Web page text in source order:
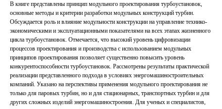
В книге представлены принцип модульного проектирования турбоустановок,
основные методы и критерии разработки модульных конструкций турбин.
Обсуждается роль и влияние модульности конструкции на управление технико-
экономическими и эксплуатационными показателями на всех этапах жизненного
цикла турбоустановок. Отмечается, что высокий уровень цифровизации
процессов проектирования и производства с использованием модульных
принципов проектирования позволяет существенно повысить уровень
конкурентоспособности турбоустановок. Рассмотрены результаты практической
реализации представленного подхода в условиях энергомашиностроительных
компаний. Указано на перспективы применения модульного проектирования не
только для паровых турбин, но и для стационарных, транспортных турбин и для
других сложных изделий энергомашиностроения. Для ученых и специалистов,